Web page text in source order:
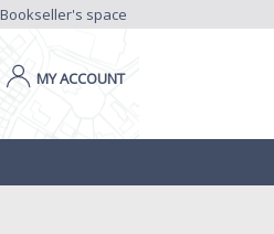
Bookseller's space
MY ACCOUNT